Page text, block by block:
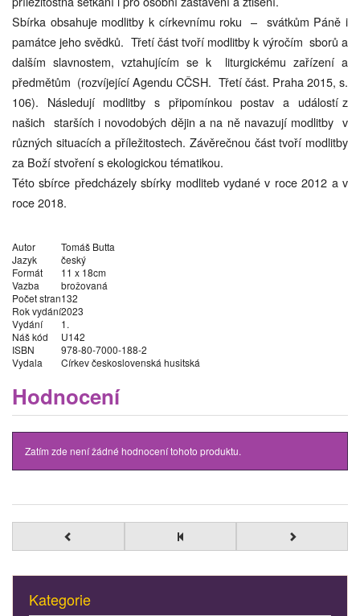
Sbírka obsahuje modlitby k církevnímu roku – svátkům Páně i
památce jeho svědků. Třetí část tvoří modlitby k výročím sborů a
dalším slavnostem, vztahujícím se k liturgickému zařízení a
předmětům (rozvíjející Agendu CČSH. Třetí část. Praha 2015, s.
106). Následují modlitby s připomínkou postav a událostí z
našich starších i novodobých dějin a na ně navazují modlitby v
různých situacích a příležitostech. Závěrečnou část tvoří modlitby
za Boží stvoření s ekologickou tématikou.
Této sbírce předcházely sbírky modliteb vydané v roce 2012 a v
roce 2018.
Autor
Tomáš Butta
Jazyk
český
Formát
11 x 18cm
Vazba
brožovaná
Počet stran132
Rok vydání2023
Vydání
1.
Náš kód
U142
ISBN
978-80-7000-188-2
Vydala
Církev československá husitská
Hodnocení
Zatím zde není žádné hodnocení tohoto produktu.
Kategorie